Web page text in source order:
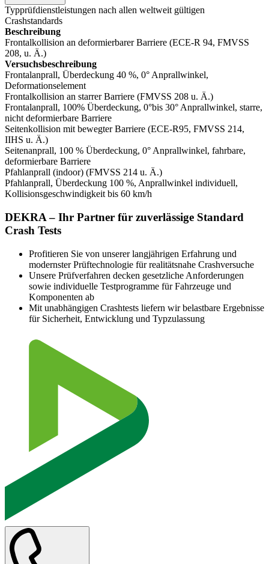
Typprüfdienstleistungen nach allen weltweit gültigen
Crashstandards
Beschreibung
Frontalkollision an deformierbarer Barriere (ECE-R 94, FMVSS
208, u. Ä.)
Versuchsbeschreibung
Frontalanprall, Überdeckung 40 %, 0° Anprallwinkel,
Deformationselement
Frontalkollision an starrer Barriere (FMVSS 208 u. Ä.)
Frontalanprall, 100% Überdeckung, 0°bis 30° Anprallwinkel, starre,
nicht deformierbare Barriere
Seitenkollision mit bewegter Barriere (ECE-R95, FMVSS 214,
IIHS u. Ä.)
Seitenanprall, 100 % Überdeckung, 0° Anprallwinkel, fahrbare,
deformierbare Barriere
Pfahlanprall (indoor) (FMVSS 214 u. Ä.)
Pfahlanprall, Überdeckung 100 %, Anprallwinkel individuell,
Kollisionsgeschwindigkeit bis 60 km/h
DEKRA – Ihr Partner für zuverlässige Standard
Crash Tests
Profitieren Sie von unserer langjährigen Erfahrung und
modernster Prüftechnologie für realitätsnahe Crashversuche
Unsere Prüfverfahren decken gesetzliche Anforderungen
sowie individuelle Testprogramme für Fahrzeuge und
Komponenten ab
Mit unabhängigen Crashtests liefern wir belastbare Ergebnisse
für Sicherheit, Entwicklung und Typzulassung